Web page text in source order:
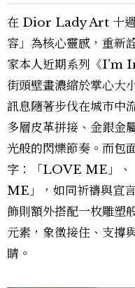
在 Dior Lady Art 十週
容」為核心靈感，重
家本人近期系列《I’m
街頭壁畫濃縮於掌心大
訊息隨著步伐在城市中
多層皮革拼接、金銀金
光般的閃爍節奏。而包
字：「LOVE ME」
ME」，如同祈禱與宣
飾則額外搭配一枚雕塑
元素，象徵接住、支撐
睛。